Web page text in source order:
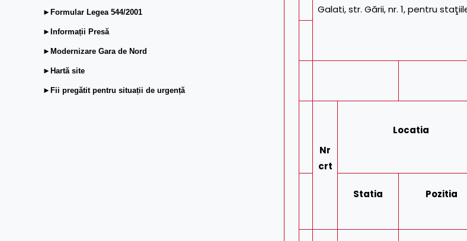
►Formular Legea 544/2001
►Informații Presă
►Modernizare Gara de Nord
►Hartă site
►Fii pregătit pentru situații de urgență
Galati, str. Gării, nr. 1, pentru
Nr
crt
Locatia
Statia Pozitia